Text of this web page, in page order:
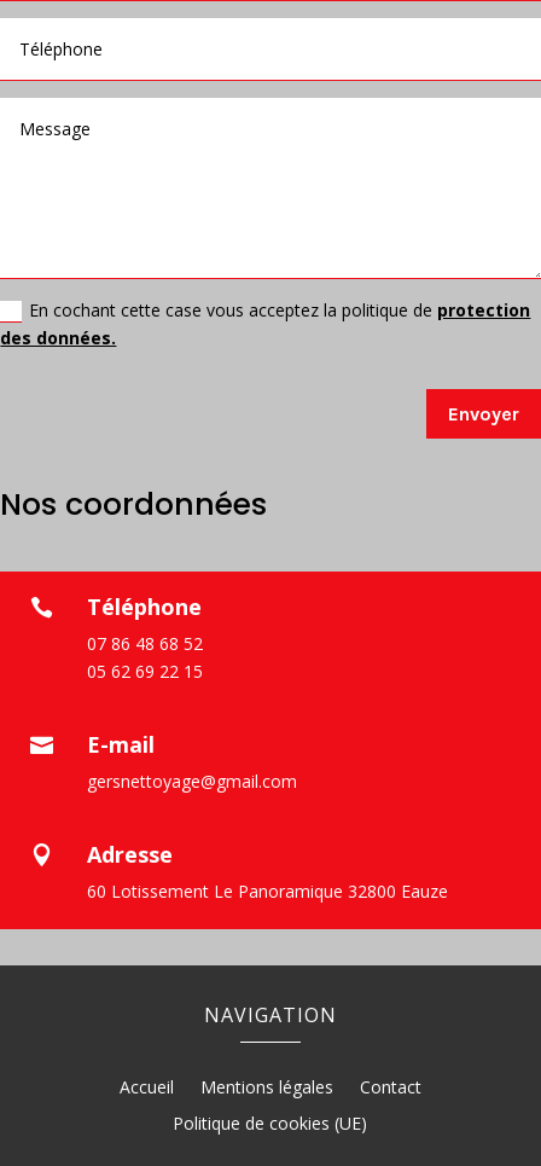
En cochant cette case vous acceptez la politique de protection
des données.
Envoyer
Nos coordonnées
 Téléphone
07 86 48 68 52
05 62 69 22 15
 E-mail
gersnettoyage@gmail.com
 Adresse
60 Lotissement Le Panoramique 32800 Eauze
NAVIGATION
Accueil Mentions légales
Contact
Politique de cookies (UE)